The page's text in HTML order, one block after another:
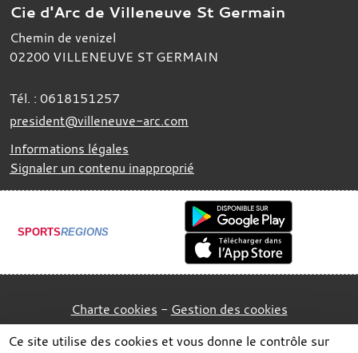
Cie d'Arc de Villeneuve St Germain
Chemin de venizel
02200 VILLENEUVE ST GERMAIN
Tél. : 0618151257
president@villeneuve-arc.com
Informations légales
Signaler un contenu inapproprié
SPORTSREGIONS
Charte cookies Gestion des cookies
Ce site utilise des cookies et vous donne le contrôle sur